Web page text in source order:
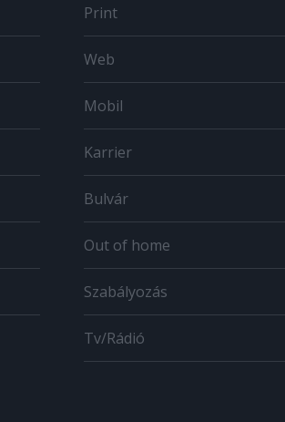
Print
Web
Mobil
Karrier
Bulvár
Out of home
Szabályozás
Tv/Rádió